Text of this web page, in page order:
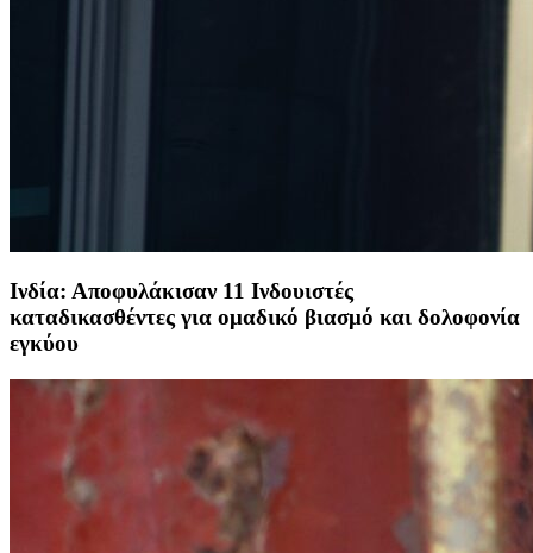
Ινδία: Αποφυλάκισαν 11 Ινδουιστές
καταδικασθέντες για ομαδικό βιασμό και δολοφονία
εγκύου